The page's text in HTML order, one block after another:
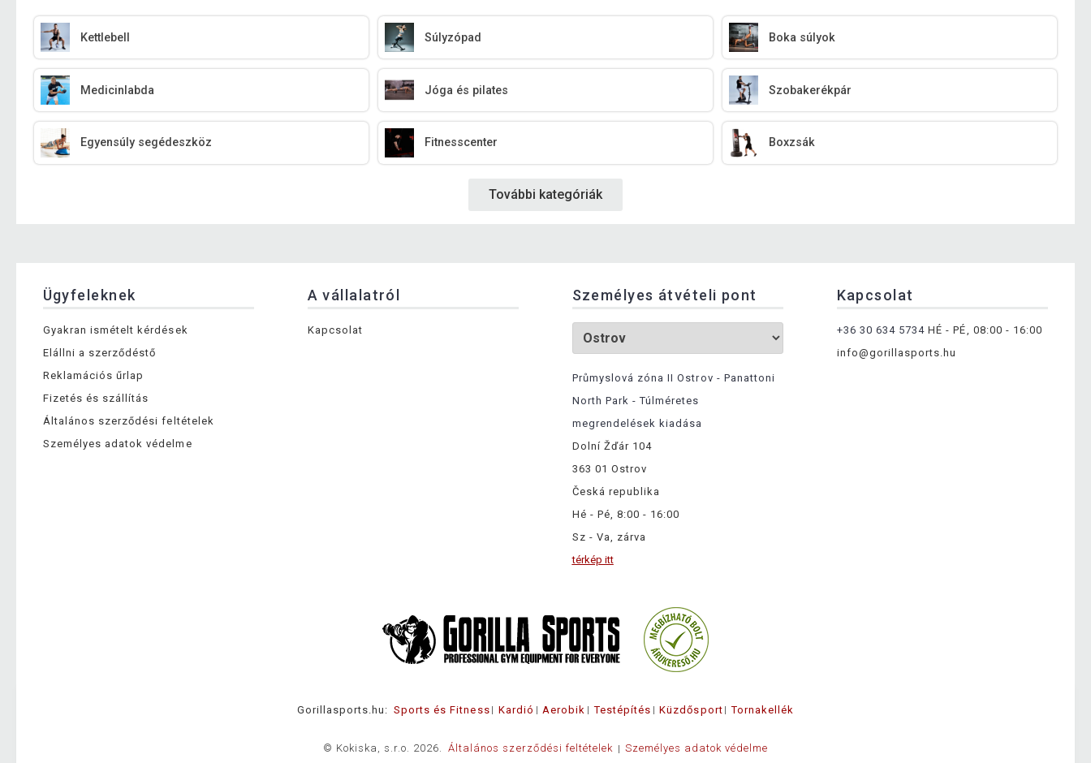
Kettlebell Súlyzópad Boka súlyok
Medicinlabda Jóga és pilates Szobakerékpár
Egyensúly segédeszköz Fitnesscenter Boxzsák
További kategóriák
Ügyfeleknek
Gyakran ismételt kérdések
Elállni a szerződéstő
Reklamációs űrlap
Fizetés és szállítás
Általános szerződési feltételek
Személyes adatok védelme
A vállalatról
Kapcsolat
Személyes átvételi pont
Průmyslová zóna II Ostrov - Panattoni
North Park - Túlméretes
megrendelések kiadása
Dolní Žďár 104
363 01 Ostrov
Česká republika
Hé - Pé, 8:00 - 16:00
Sz - Va, zárva
térkép itt
Kapcsolat
+36 30 634 5734 HÉ - PÉ, 08:00 - 16:00
info@gorillasports.hu
Gorillasports.hu: Sports és Fitness Kardió Aerobik Testépítés Küzdősport Tornakellék
© Kokiska, s.r.o. 2026. Általános szerződési feltételek Személyes adatok védelme